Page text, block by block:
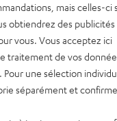
sont pas
radios en ligne en
utilisateur
sous peine de
mais celles-ci
obtiendrez des publicités
vous. Vous acceptez ici
traitement de vos
une sélection
séparément et